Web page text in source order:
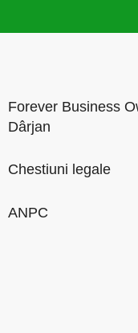
Forever Business
Dârjan
Chestiuni legale
ANPC